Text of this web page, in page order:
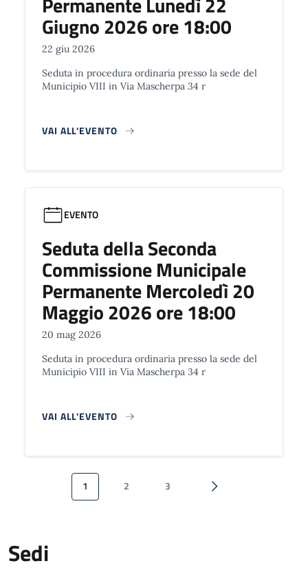
Giugno 2026 ore 18:00
22 giu 2026
Seduta in procedura ordinaria presso la sede del
Municipio VIII in Via Mascherpa 34 r
VAI ALL'EVENTO
EVENTO
Seduta della Seconda
Commissione Municipale
Permanente Mercoledì 20
Maggio 2026 ore 18:00
20 mag 2026
Seduta in procedura ordinaria presso la sede del
Municipio VIII in Via Mascherpa 34 r
VAI ALL'EVENTO
Paginazione
Pagina attuale
1 Pagina
2 Pagina
3 Pagina successiva
Sedi